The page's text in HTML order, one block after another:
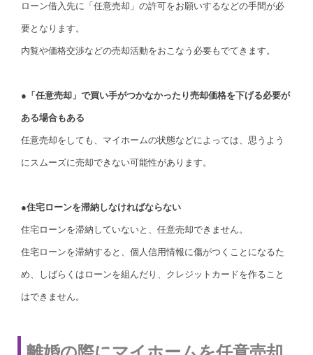
ローン借入先に「任意売却」の許可をお願いするなどの手間が必
要となります。
内覧や価格交渉などの売却活動をおこなう必要もでてきます。
●「任意売却」で買い手がつかなかったり売却価格を下げる必要が
ある場合もある
任意売却をしても、マイホームの状態などによっては、思うよう
にスムーズに売却できない可能性があります。
●住宅ローンを滞納しなければならない
住宅ローンを滞納していないと、任意売却できません。
住宅ローンを滞納すると、個人信用情報に傷がつくことになるた
め、しばらくはローンを組んだり、クレジットカードを作ること
はできません。